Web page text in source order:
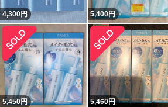
4,300円 5,400円
5,450円 5,460円